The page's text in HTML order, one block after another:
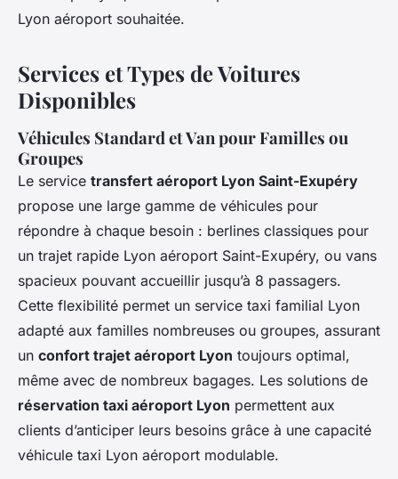
Lyon aéroport souhaitée.
Services et Types de Voitures
Disponibles
Véhicules Standard et Van pour Familles ou
Groupes
Le service transfert aéroport Lyon Saint-Exupéry
propose une large gamme de véhicules pour
répondre à chaque besoin : berlines classiques pour
un trajet rapide Lyon aéroport Saint-Exupéry, ou vans
spacieux pouvant accueillir jusqu’à 8 passagers.
Cette flexibilité permet un service taxi familial Lyon
adapté aux familles nombreuses ou groupes, assurant
un confort trajet aéroport Lyon toujours optimal,
même avec de nombreux bagages. Les solutions de
réservation taxi aéroport Lyon permettent aux
clients d’anticiper leurs besoins grâce à une capacité
véhicule taxi Lyon aéroport modulable.